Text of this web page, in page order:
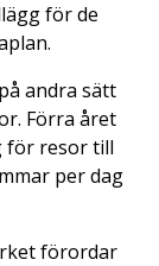
för de
andra sätt
Förra året
för resor till
per dag
förordar